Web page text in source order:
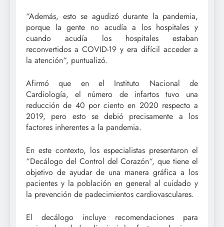
“Además, esto se agudizó durante la pandemia,
porque la gente no acudía a los hospitales y
cuando acudía los hospitales estaban
reconvertidos a COVID-19 y era difícil acceder a
la atención“, puntualizó.
Afirmó que en el Instituto Nacional de
Cardiología, el número de infartos tuvo una
reducción de 40 por ciento en 2020 respecto a
2019, pero esto se debió precisamente a los
factores inherentes a la pandemia.
En este contexto, los especialistas presentaron el
“Decálogo del Control del Corazón“, que tiene el
objetivo de ayudar de una manera gráfica a los
pacientes y la población en general al cuidado y
la prevención de padecimientos cardiovasculares.
El decálogo incluye recomendaciones para